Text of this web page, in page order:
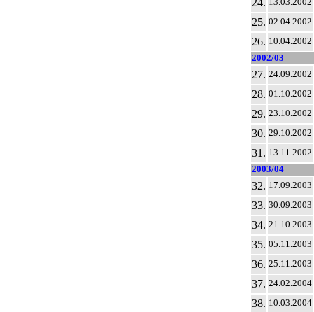
24. 13.03.2002
25. 02.04.2002
26. 10.04.2002
2002/03
27. 24.09.2002
28. 01.10.2002
29. 23.10.2002
30. 29.10.2002
31. 13.11.2002
2003/04
32. 17.09.2003
33. 30.09.2003
34. 21.10.2003
35. 05.11.2003
36. 25.11.2003
37. 24.02.2004
38. 10.03.2004